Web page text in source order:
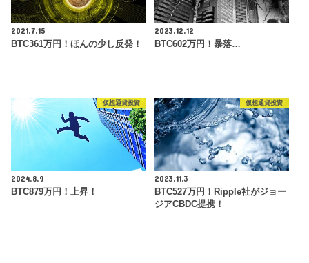
2021.7.15
BTC361万円！ほんの少し反発！
2023.12.12
BTC602万円！暴落…
仮想通貨投資
2024.8.9
BTC879万円！上昇！
仮想通貨投資
2023.11.3
BTC527万円！Ripple社がジョー
ジアCBDC提携！